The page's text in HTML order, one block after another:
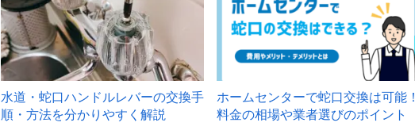
水道・蛇口ハンドルレバーの交換手
順・方法を分かりやすく解説
ホームセンターで蛇口交換は可能！
料金の相場や業者選びのポイント